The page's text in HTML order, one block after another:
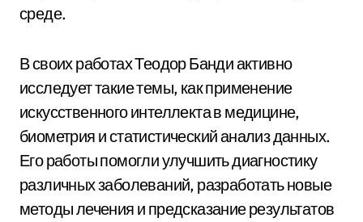
среде.
В своих работах Теодор Банди активно
исследует такие темы, как применение
искусственного интеллекта в медицине,
биометрия и статистический анализ данных.
Его работы помогли улучшить диагностику
различных заболеваний, разработать новые
методы лечения и предсказание результатов